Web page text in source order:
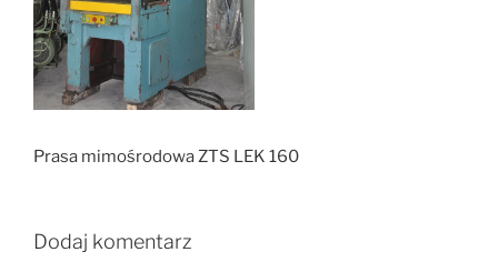
Prasa mimośrodowa ZTS LEK 160
Dodaj komentarz